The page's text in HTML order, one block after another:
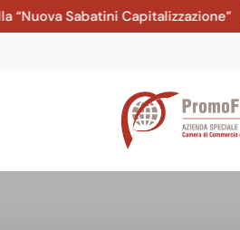
Sabatini Capitalizzazione”